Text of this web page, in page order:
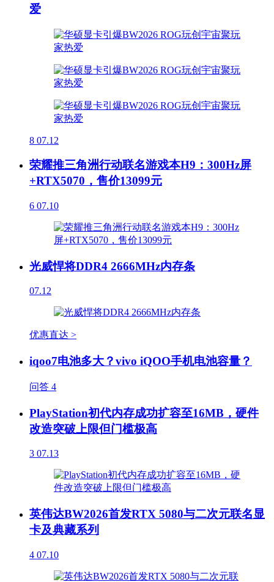
爱
8 07.12
荣耀推三角洲行动联名游戏本H9：300Hz屏
+RTX5070，售价13099元
6 07.10
光威悍将DDR4 2666MHz内存条
07.12
优惠直达 >
iqoo7电池多大？vivo iQOO手机电池容量？
问答 4
PlayStation初代内存成功扩容至16MB，硬件
改造突破上限但门槛极高
3 07.13
英伟达BW2026首发RTX 5080与二次元联名显
卡及典藏系列
4 07.10